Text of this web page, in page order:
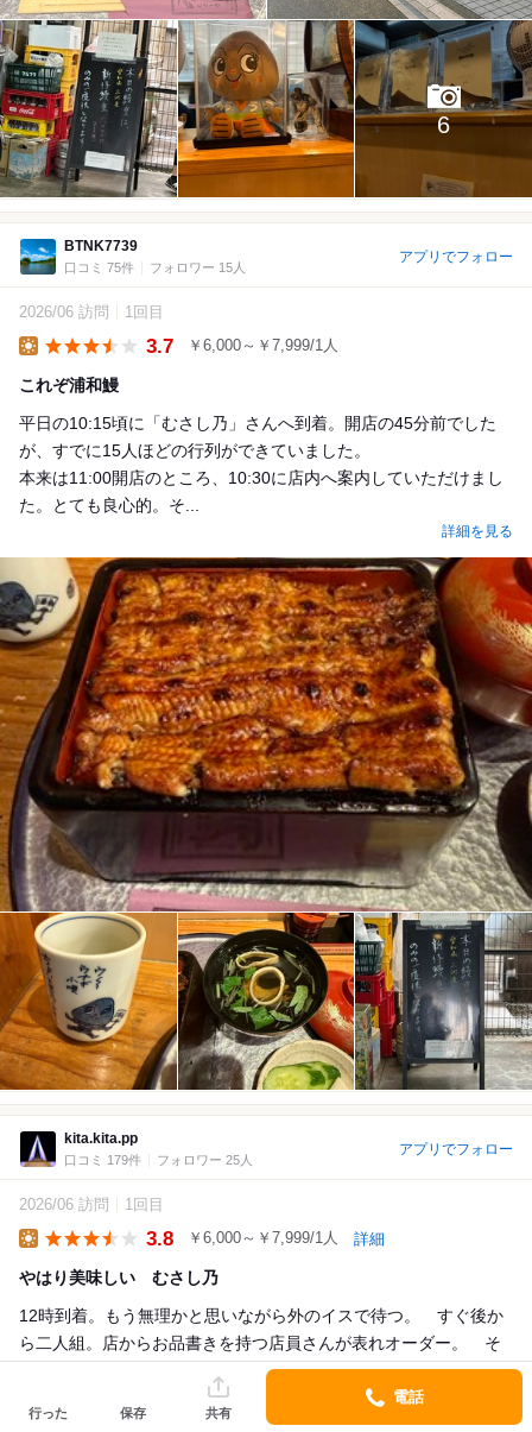
6
BTNK7739
口コミ 75件 フォロワー 15人
アプリでフォロー
2026/06 訪問 1回目
3.7 ￥6,000～￥7,999/1人
これぞ浦和鰻
平日の10:15頃に「むさし乃」さんへ到着。開店の45分前でした
が、すでに15人ほどの行列ができていました。
本来は11:00開店のところ、10:30に店内へ案内していただけまし
た。とても良心的。そ...
詳細を見る
kita.kita.pp
口コミ 179件 フォロワー 25人
アプリでフォロー
2026/06 訪問 1回目
3.8 ￥6,000～￥7,999/1人 詳細
やはり美味しい むさし乃
12時到着。もう無理かと思いながら外のイスで待つ。 すぐ後か
ら二人組。店からお品書きを持つ店員さんが表れオーダー。 そ
の後、売り切れの看板となってギリギリ間に合った。
外のイス...
行った 保存 共有
電話